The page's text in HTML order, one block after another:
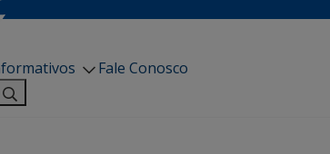
Fale Conosco